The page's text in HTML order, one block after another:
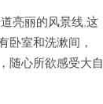
亮丽的风景线,这
卧室和洗漱间，
随心所欲感受大自